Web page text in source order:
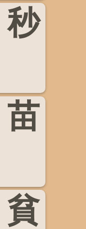
秒
苗
貧